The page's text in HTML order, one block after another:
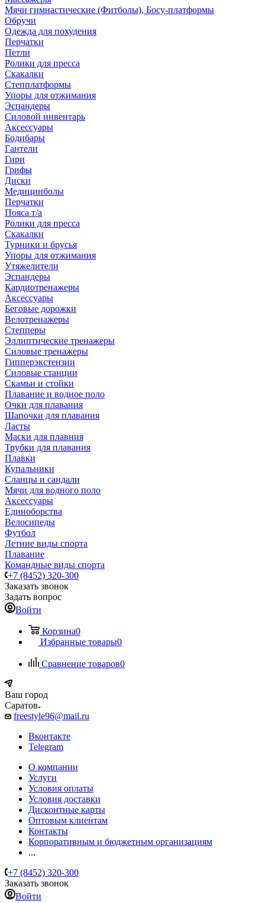
Мячи гимнастические (Фитболы), Босу-платформы
Обручи
Одежда для похудения
Перчатки
Петли
Ролики для пресса
Скакалки
Степплатформы
Упоры для отжимания
Эспандеры
Силовой инвентарь
Аксессуары
Бодибары
Гантели
Гири
Грифы
Диски
Медицинболы
Перчатки
Пояса т/а
Ролики для пресса
Скакалки
Турники и брусья
Упоры для отжимания
Утяжелители
Эспандеры
Кардиотренажеры
Аксессуары
Беговые дорожки
Велотренажеры
Степперы
Эллиптические тренажеры
Силовые тренажеры
Гипперэкстензии
Силовые станции
Скамьи и стойки
Плавание и водное поло
Очки для плавания
Шапочки для плавания
Ласты
Маски для плавния
Трубки для плавания
Плавки
Купальники
Сланцы и сандали
Мячи для водного поло
Аксессуары
Единоборства
Велосипеды
Футбол
Летние виды спорта
Плавание
Командные виды спорта
+7 (8452) 320-300
Заказать звонок
Задать вопрос
Войти
Корзина0
Избранные товары0
Сравнение товаров0
Ваш город
Саратов
freestyle96@mail.ru
Вконтакте
Telegram
О компании
Услуги
Условия оплаты
Условия доставки
Дисконтные карты
Оптовым клиентам
Контакты
Корпоративным и бюджетным организациям
...
+7 (8452) 320-300
Заказать звонок
Войти